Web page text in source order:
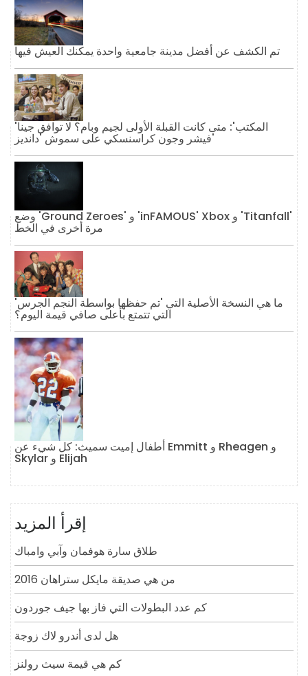
تم الكشف عن أفضل مدينة جامعية واحدة يمكنك العيش فيها
'المكتب': متى كانت القبلة الأولى لجيم وبام؟ لا توافق جينا
فيشر وجون كراسنسكي على سموش 'دانديز'
وضع 'Ground Zeroes' و 'inFAMOUS' Xbox و 'Titanfall'
مرة أخرى في الخط
ما هي النسخة الأصلية التي 'تم حفظها بواسطة النجم الجرس'
التي تتمتع بأعلى صافي قيمة اليوم؟
أطفال إميت سميث: كل شيء عن Emmitt و Rheagen و
Skylar و Elijah
إقرأ المزيد
طلاق سارة هوفمان وآبي وامباك
من هي صديقة مايكل ستراهان 2016
كم عدد البطولات التي فاز بها جيف جوردون
هل لدى أندرو لاك زوجة
كم هي قيمة سيث رولنز